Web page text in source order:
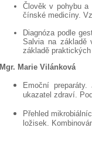
Člověk v pohybu a
čínské medicíny.
Diagnóza podle
Salvia na základě
základě
Mgr. Marie Vilánková
Emoční
ukazatel zdraví.
Přehled
ložisek.